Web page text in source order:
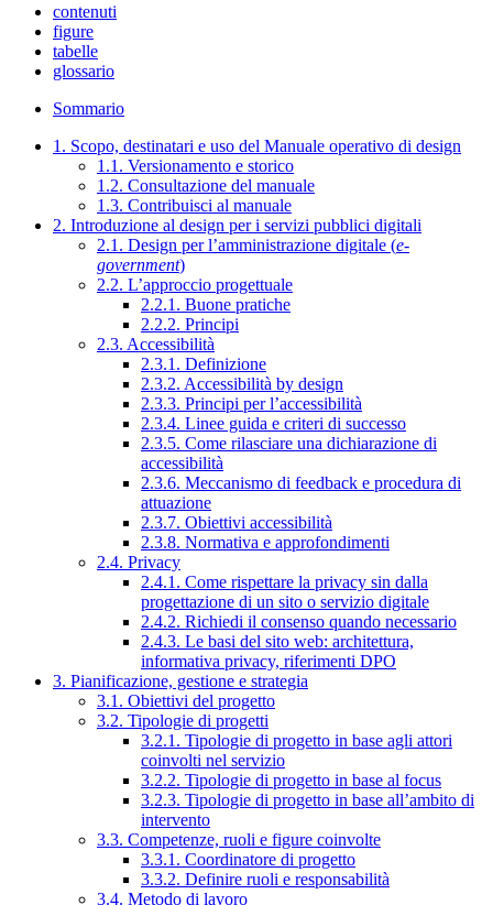
contenuti
figure
tabelle
glossario
Sommario
1. Scopo, destinatari e uso del Manuale operativo di design
1.1. Versionamento e storico
1.2. Consultazione del manuale
1.3. Contribuisci al manuale
2. Introduzione al design per i servizi pubblici digitali
2.1. Design per l’amministrazione digitale (e-
government)
2.2. L’approccio progettuale
2.2.1. Buone pratiche
2.2.2. Principi
2.3. Accessibilità
2.3.1. Definizione
2.3.2. Accessibilità by design
2.3.3. Principi per l’accessibilità
2.3.4. Linee guida e criteri di successo
2.3.5. Come rilasciare una dichiarazione di
accessibilità
2.3.6. Meccanismo di feedback e procedura di
attuazione
2.3.7. Obiettivi accessibilità
2.3.8. Normativa e approfondimenti
2.4. Privacy
2.4.1. Come rispettare la privacy sin dalla
progettazione di un sito o servizio digitale
2.4.2. Richiedi il consenso quando necessario
2.4.3. Le basi del sito web: architettura,
informativa privacy, riferimenti DPO
3. Pianificazione, gestione e strategia
3.1. Obiettivi del progetto
3.2. Tipologie di progetti
3.2.1. Tipologie di progetto in base agli attori
coinvolti nel servizio
3.2.2. Tipologie di progetto in base al focus
3.2.3. Tipologie di progetto in base all’ambito di
intervento
3.3. Competenze, ruoli e figure coinvolte
3.3.1. Coordinatore di progetto
3.3.2. Definire ruoli e responsabilità
3.4. Metodo di lavoro